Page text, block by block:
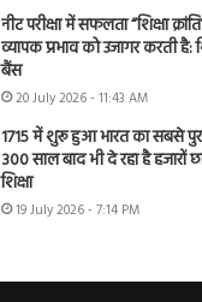
नीट परीक्षा में सफलता “शिक्षा
व्यापक प्रभाव को उजागर करती है:
बैंस
20 July 2026 - 11:43 AM
1715 में शुरू हुआ भारत का सबसे
300 साल बाद भी दे रहा है हजारों
शिक्षा
19 July 2026 - 7:14 PM